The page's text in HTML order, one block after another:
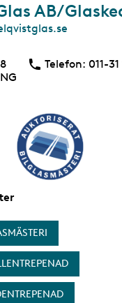
AB/
Telefon: 011-